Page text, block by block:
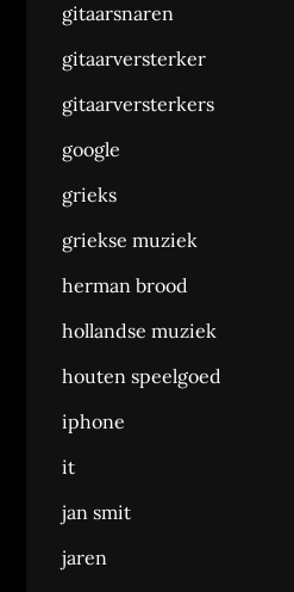
gitaarsnaren
gitaarversterker
gitaarversterkers
google
grieks
griekse muziek
herman brood
hollandse muziek
houten speelgoed
iphone
it
jan smit
jaren